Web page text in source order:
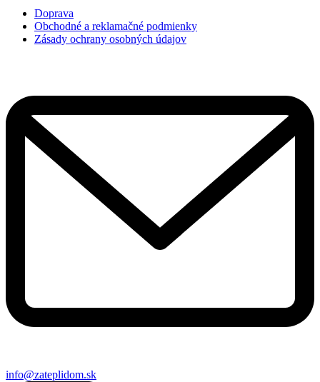
Doprava
Obchodné a reklamačné podmienky
Zásady ochrany osobných údajov
info@zateplidom.sk